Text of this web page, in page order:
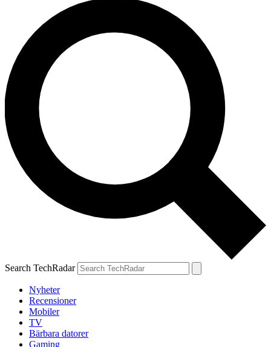
Search TechRadar
Nyheter
Recensioner
Mobiler
TV
Bärbara datorer
Gaming